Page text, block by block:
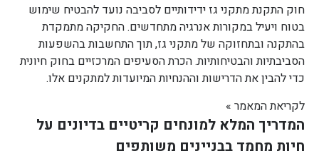
חוק התקנת מתקני גז ידידותיים לסביבה נועד להבטיח שימוש
בטוח ויעיל במקורות אנרגיה מתחדשים. החקיקה מתמקדת
בהתקנה ובתחזוקה של מתקני גז, תוך התחשבות בהשפעות
הסביבתיות והבטיחותיות. הכרת הסעיפים המרכזיים בחוק חיונית
כדי להבין את הדרישות וההנחיות המיועדות למתקנים אלו.
לקריאת המאמר »
המדריך המלא למונחים קריטיים בדיונים על
חיות מחמד בבניינים משותפים